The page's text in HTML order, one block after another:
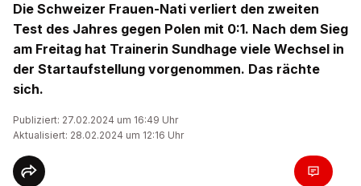
Die Schweizer Frauen-Nati verliert den zweiten
Test des Jahres gegen Polen mit 0:1. Nach dem Sieg
am Freitag hat Trainerin Sundhage viele Wechsel in
der Startaufstellung vorgenommen. Das rächte
sich.
Publiziert: 27.02.2024 um 16:49 Uhr
Aktualisiert: 28.02.2024 um 12:16 Uhr